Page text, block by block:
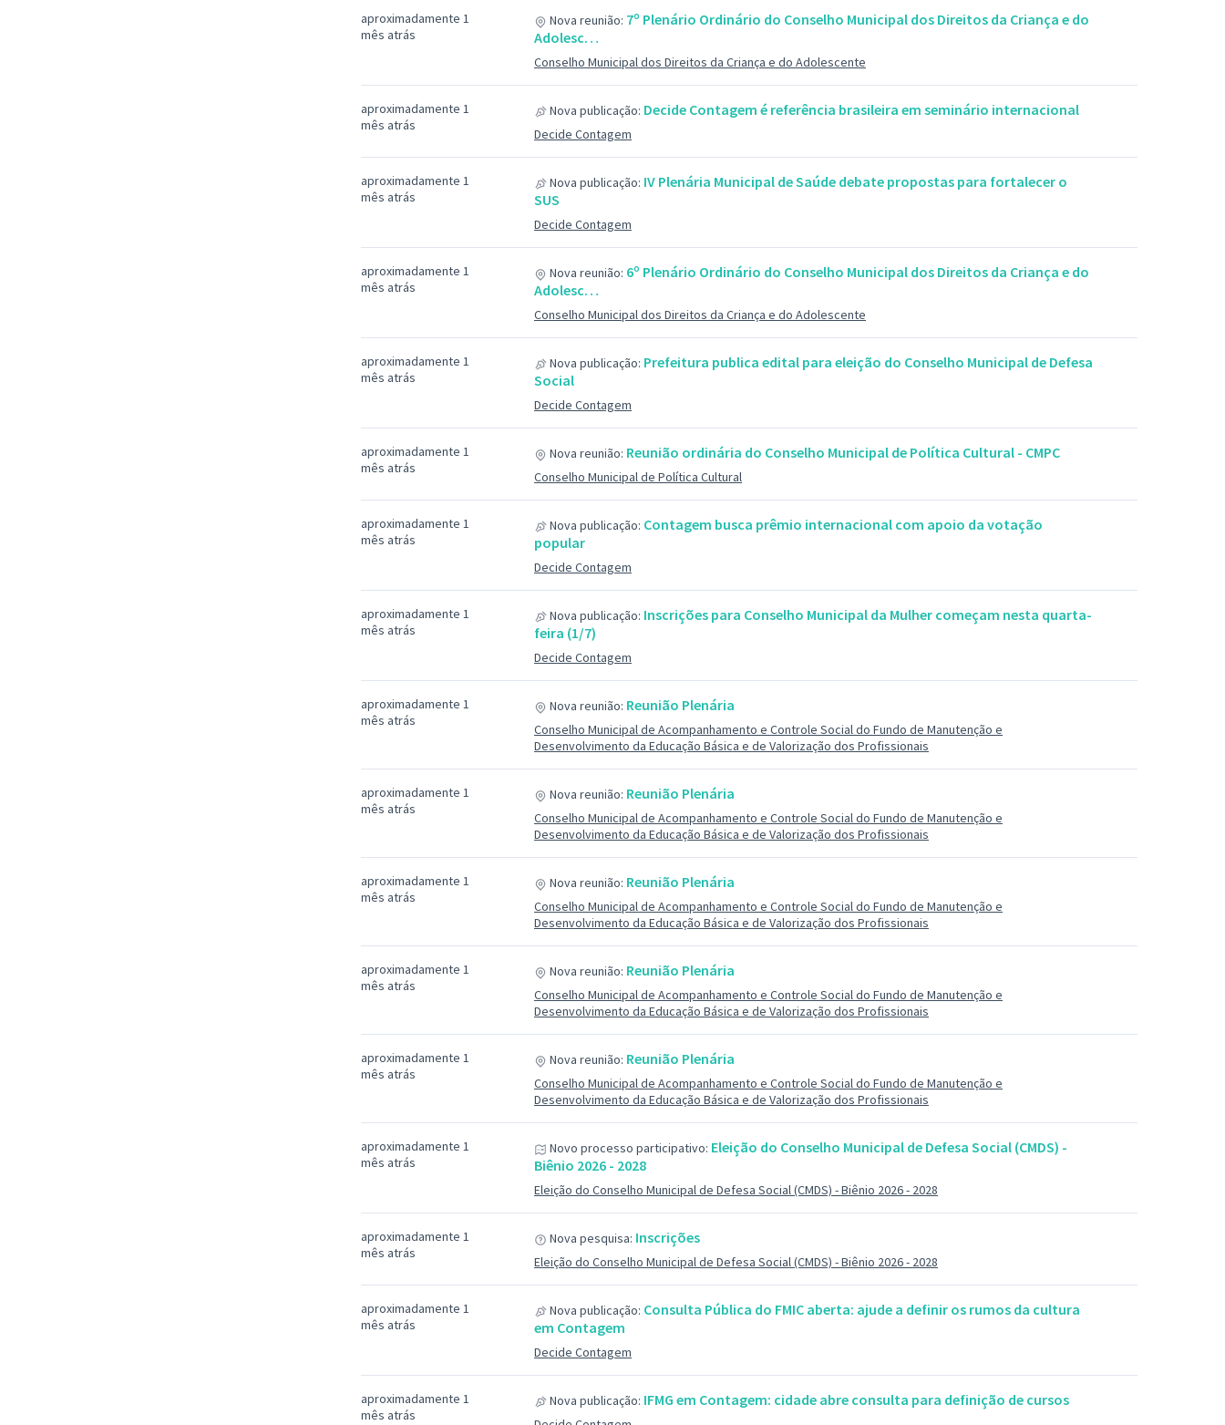
aproximadamente 1
mês atrás
Nova reunião: 7º Plenário Ordinário do Conselho Municipal dos Direitos da Criança e do
Adolesc…
Conselho Municipal dos Direitos da Criança e do Adolescente
aproximadamente 1
mês atrás
Nova publicação: Decide Contagem é referência brasileira em seminário internacional
Decide Contagem
aproximadamente 1
mês atrás
Nova publicação: IV Plenária Municipal de Saúde debate propostas para fortalecer o
SUS
Decide Contagem
aproximadamente 1
mês atrás
Nova reunião: 6º Plenário Ordinário do Conselho Municipal dos Direitos da Criança e do
Adolesc…
Conselho Municipal dos Direitos da Criança e do Adolescente
aproximadamente 1
mês atrás
Nova publicação: Prefeitura publica edital para eleição do Conselho Municipal de Defesa
Social
Decide Contagem
aproximadamente 1
mês atrás
Nova reunião: Reunião ordinária do Conselho Municipal de Política Cultural - CMPC
Conselho Municipal de Política Cultural
aproximadamente 1
mês atrás
Nova publicação: Contagem busca prêmio internacional com apoio da votação
popular
Decide Contagem
aproximadamente 1
mês atrás
Nova publicação: Inscrições para Conselho Municipal da Mulher começam nesta quarta-
feira (1/7)
Decide Contagem
aproximadamente 1
mês atrás
Nova reunião: Reunião Plenária
Conselho Municipal de Acompanhamento e Controle Social do Fundo de Manutenção e
Desenvolvimento da Educação Básica e de Valorização dos Profissionais
aproximadamente 1
mês atrás
Nova reunião: Reunião Plenária
Conselho Municipal de Acompanhamento e Controle Social do Fundo de Manutenção e
Desenvolvimento da Educação Básica e de Valorização dos Profissionais
aproximadamente 1
mês atrás
Nova reunião: Reunião Plenária
Conselho Municipal de Acompanhamento e Controle Social do Fundo de Manutenção e
Desenvolvimento da Educação Básica e de Valorização dos Profissionais
aproximadamente 1
mês atrás
Nova reunião: Reunião Plenária
Conselho Municipal de Acompanhamento e Controle Social do Fundo de Manutenção e
Desenvolvimento da Educação Básica e de Valorização dos Profissionais
aproximadamente 1
mês atrás
Nova reunião: Reunião Plenária
Conselho Municipal de Acompanhamento e Controle Social do Fundo de Manutenção e
Desenvolvimento da Educação Básica e de Valorização dos Profissionais
aproximadamente 1
mês atrás
Novo processo participativo: Eleição do Conselho Municipal de Defesa Social (CMDS) -
Biênio 2026 - 2028
Eleição do Conselho Municipal de Defesa Social (CMDS) - Biênio 2026 - 2028
aproximadamente 1
mês atrás
Nova pesquisa: Inscrições
Eleição do Conselho Municipal de Defesa Social (CMDS) - Biênio 2026 - 2028
aproximadamente 1
mês atrás
Nova publicação: Consulta Pública do FMIC aberta: ajude a definir os rumos da cultura
em Contagem
Decide Contagem
aproximadamente 1
mês atrás
Nova publicação: IFMG em Contagem: cidade abre consulta para definição de cursos